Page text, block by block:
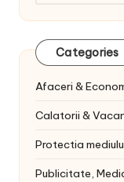
Categories
Afaceri &
Calatorii &
Protectia
Publicitate,